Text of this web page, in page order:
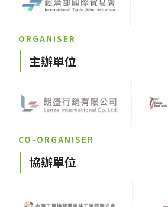
ORGANISER
主辦單位
CO-ORGANISER
協辦單位